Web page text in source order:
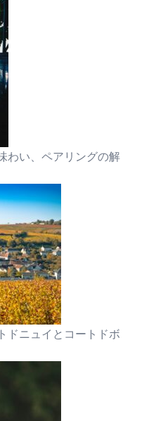
わい、ペアリングの解
ドニュイとコートドボ